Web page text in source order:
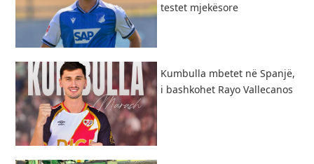
testet mjekësore
Kumbulla mbetet në Spanjë,
i bashkohet Rayo Vallecanos